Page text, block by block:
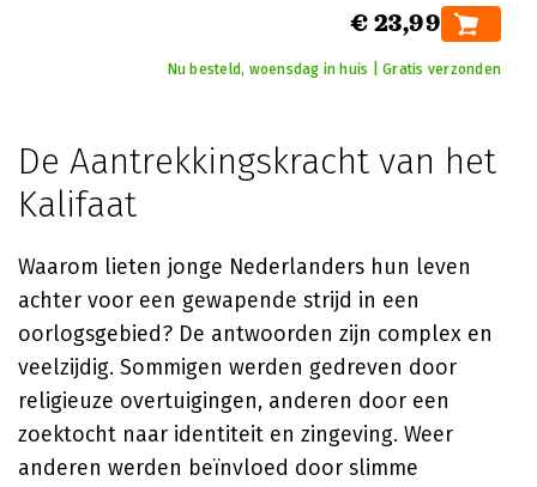
€ 23,99
Nu besteld, woensdag in huis | Gratis verzonden
De Aantrekkingskracht van het
Kalifaat
Waarom lieten jonge Nederlanders hun leven
achter voor een gewapende strijd in een
oorlogsgebied? De antwoorden zijn complex en
veelzijdig. Sommigen werden gedreven door
religieuze overtuigingen, anderen door een
zoektocht naar identiteit en zingeving. Weer
anderen werden beïnvloed door slimme